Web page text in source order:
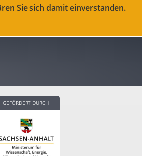
Sie sich damit einverstanden.
GEFÖRDERT DURCH